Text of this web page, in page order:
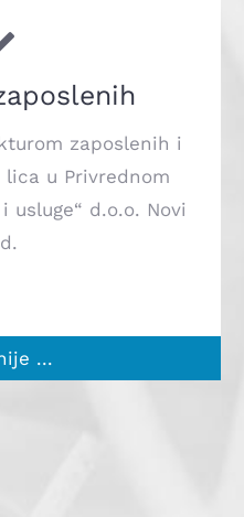
zaposlenih i
lica u Privrednom
usluge“ d.o.o. Novi
...